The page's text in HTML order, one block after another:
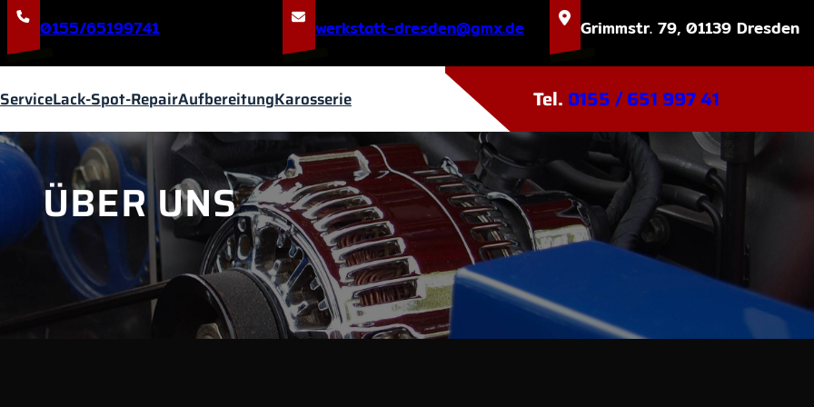
0155/65199741 ed.xmg
@nedserd-ttatskrew Grimmstr. 79, 01139 Dresden
ServiceLack-Spot-RepairAufbereitungKarosserie Tel. 0155 / 651 997 41
ÜBER UNS